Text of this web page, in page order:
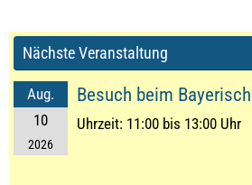
Nächste Veranstaltung
Aug.
10
2026
Besuch beim
Uhrzeit: 11:00 bis 13:00 Uhr